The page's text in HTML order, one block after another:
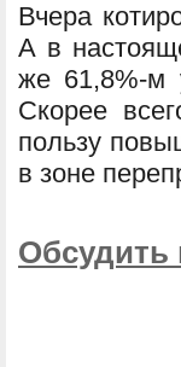
Вчера
А в
же 61,8%-м
Скорее
пользу
в зоне